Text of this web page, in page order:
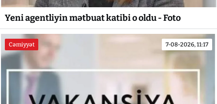
Yeni agentliyin mətbuat katibi o oldu - Foto
Cəmiyyət 7-08-2026, 11:17